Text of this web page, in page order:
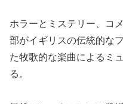
ホラーとミステリー、コ
部がイギリスの伝統的な
た牧歌的な楽曲によるミ
る。